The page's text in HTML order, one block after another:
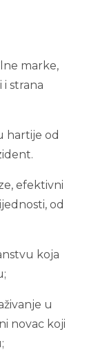
marke,
strana
hartije od
efektivni
od
koja
u
novac koji